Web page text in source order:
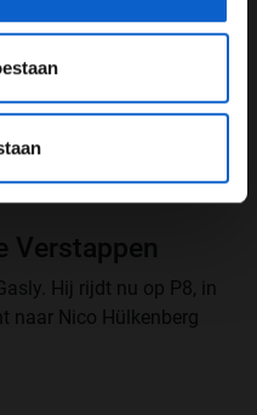
Verstappen
Hij rijdt nu op P8, in
naar Nico Hülkenberg